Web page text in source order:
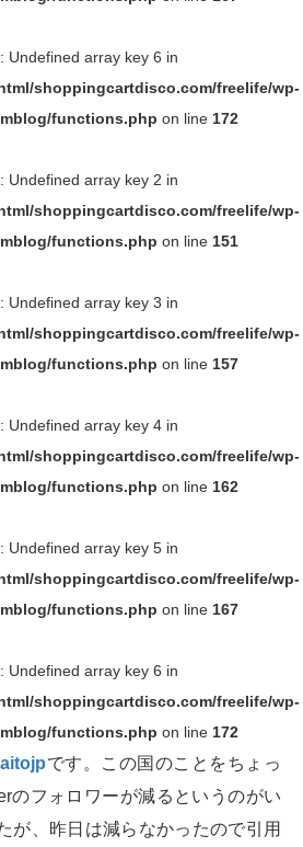
: Undefined array key 6 in
shoppingcartdisco.com/freelife/wp-
functions.php on line 172
: Undefined array key 2 in
shoppingcartdisco.com/freelife/wp-
functions.php on line 151
: Undefined array key 3 in
shoppingcartdisco.com/freelife/wp-
functions.php on line 157
: Undefined array key 4 in
shoppingcartdisco.com/freelife/wp-
functions.php on line 162
: Undefined array key 5 in
shoppingcartdisco.com/freelife/wp-
functions.php on line 167
: Undefined array key 6 in
shoppingcartdisco.com/freelife/wp-
functions.php on line 172
です。この国のことをちょっ
のフォロワーが減るというのがい
が、昨日は減らなかったので引用